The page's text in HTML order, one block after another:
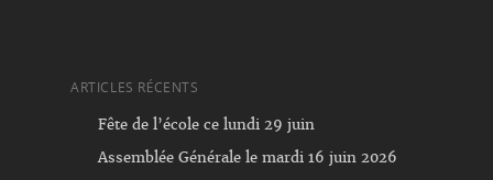
ARTICLES RÉCENTS
Fête de l’école ce lundi 29 juin
Assemblée Générale le mardi 16 juin 2026